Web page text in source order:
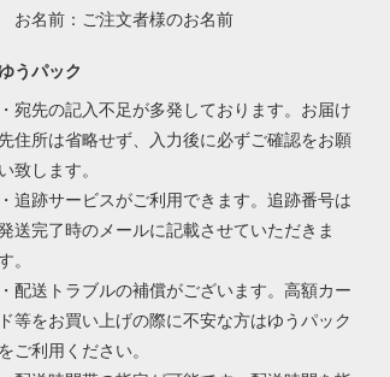
お名前：ご注文者様のお名前
ゆうパック
・宛先の記入不足が多発しております。お届け
先住所は省略せず、入力後に必ずご確認をお願
い致します。
・追跡サービスがご利用できます。追跡番号は
送完了時のメールに記載させていただきま
。
・配送トラブルの補償がございます。高額カー
ド等をお買い上げの際に不安な方はゆうパック
をご利用ください。